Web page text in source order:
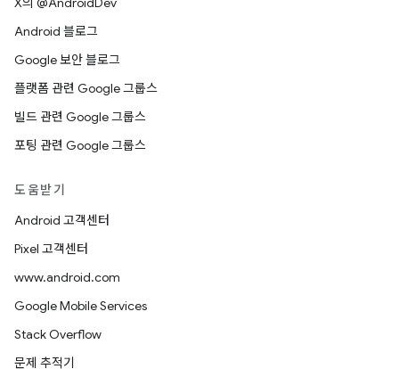
Android 블로그
Google 보안 블로그
플랫폼 관련 Google 그룹스
빌드 관련 Google 그룹스
포팅 관련 Google 그룹스
도움받기
Android 고객센터
Pixel 고객센터
www.android.com
Google Mobile Services
Stack Overflow
문제 추적기